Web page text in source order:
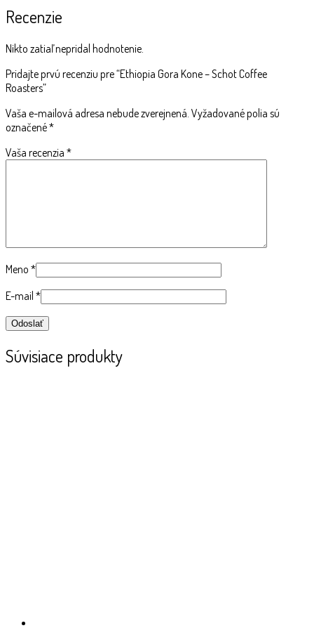
Recenzie
Nikto zatiaľ nepridal hodnotenie.
Pridajte prvú recenziu pre “Ethiopia Gora Kone – Schot Coffee
Roasters”
Vaša e-mailová adresa nebude zverejnená. Vyžadované polia sú
označené*
Vaša recenzia *
Meno *
E-mail *
Súvisiace produkty